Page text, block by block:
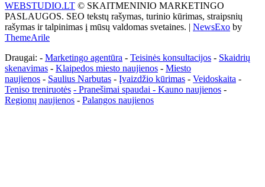
WEBSTUDIO.LT © SKAITMENINIO MARKETINGO
PASLAUGOS. SEO tekstų rašymas, turinio kūrimas, straipsnių
rašymas ir talpinimas į mūsų valdomas svetaines. | NewsExo by
ThemeArile
Draugai: - Marketingo agentūra - Teisinės konsultacijos - Skaidrių
skenavimas - Klaipedos miesto naujienos - Miesto
naujienos - Saulius Narbutas - Įvaizdžio kūrimas - Veidoskaita -
Teniso treniruotės - Pranešimai spaudai - Kauno naujienos -
Regionų naujienos - Palangos naujienos